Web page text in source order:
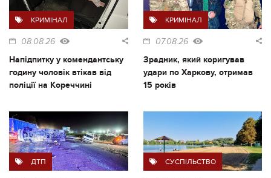
КРИМІНАЛ
08.08.26
Напідпитку у комендантську
годину чоловік втікав від
поліції на Кореччині
КРИМІНАЛ
07.08.26
Зрадник, який коригував
удари по Харкову, отримав
15 років
ДТП СУСПІЛЬСТВО